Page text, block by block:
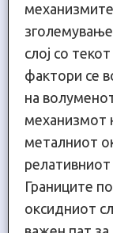
механизмите
слој со
фактори се
на
механизмот
металниот
Границите
оксидниот